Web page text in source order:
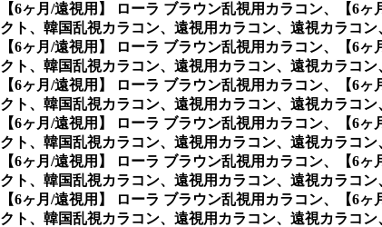
【6ヶ月/遠視用】 ローラ ブラウン乱視用カラコン、
【6
クト、韓国乱視カラコン、遠視用カラコン、遠視カラコ
【6ヶ月/遠視用】 ローラ ブラウン乱視用カラコン、
【6
クト、韓国乱視カラコン、遠視用カラコン、遠視カラコ
【6ヶ月/遠視用】 ローラ ブラウン乱視用カラコン、
【6
クト、韓国乱視カラコン、遠視用カラコン、遠視カラコ
【6ヶ月/遠視用】 ローラ ブラウン乱視用カラコン、
【6
クト、韓国乱視カラコン、遠視用カラコン、遠視カラコ
【6ヶ月/遠視用】 ローラ ブラウン乱視用カラコン、
【6
クト、韓国乱視カラコン、遠視用カラコン、遠視カラコ
【6ヶ月/遠視用】 ローラ ブラウン乱視用カラコン、
【6
クト、韓国乱視カラコン、遠視用カラコン、遠視カラコ